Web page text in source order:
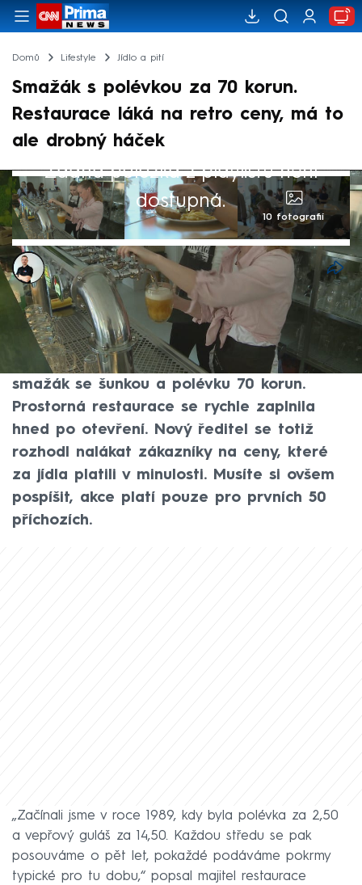
Domů Lifestyle Jídlo a pití
Smažák s polévkou za 70 korun.
Restaurace láká na retro ceny, má to
ale drobný háček
Žádná položka z playlistu není
dostupná.
10 fotografií
Bohuslav Štěpánek
30. dub 2026, 09:50
V Blatě u Pardubic se v jedné z restaurací
rozhodli účtovat každou středu retro ceny.
Tento týden zákazníci zaplatili za klasický
smažák se šunkou a polévku 70 korun.
Prostorná restaurace se rychle zaplnila
hned po otevření. Nový ředitel se totiž
rozhodl nalákat zákazníky na ceny, které
za jídla platili v minulosti. Musíte si ovšem
pospíšit, akce platí pouze pro prvních 50
příchozích.
„Začínali jsme v roce 1989, kdy byla polévka za 2,50
a vepřový guláš za 14,50. Každou středu se pak
posouváme o pět let, pokaždé podáváme pokrmy
typické pro tu dobu,“ popsal majitel restaurace